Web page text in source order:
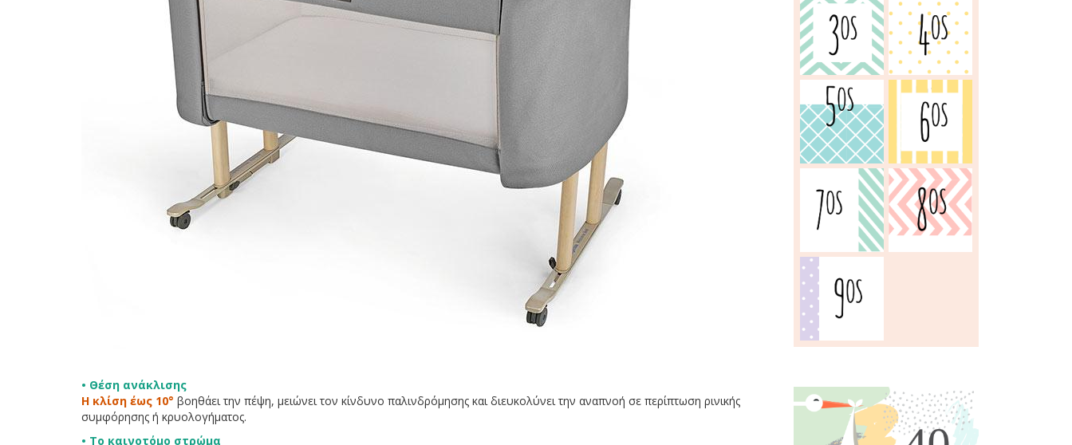
• Θέση ανάκλισης
Η κλίση έως 10° βοηθάει την πέψη, μειώνει τον κίνδυνο παλινδρόμησης και διευκολύνει την αναπνοή σε περίπτωση ρινικής
συμφόρησης ή κρυολογήματος.
• Το καινοτόμο στρώμα